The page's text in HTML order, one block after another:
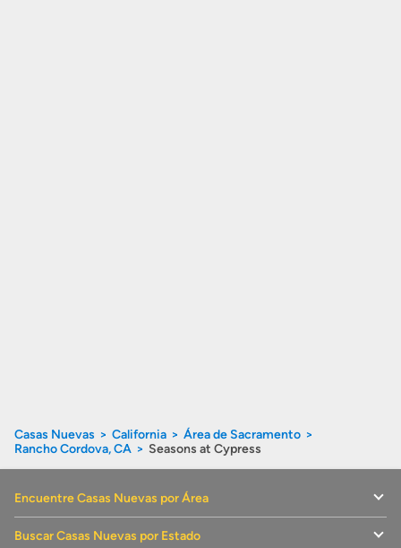
Casas Nuevas California
Área de Sacramento
Rancho Cordova, CA
Seasons at Cypress
Encuentre Casas Nuevas por Área
Buscar Casas Nuevas por Estado